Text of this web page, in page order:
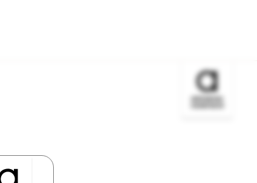
Bezoek de